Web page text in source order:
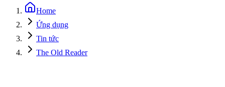
Home
Ứng dụng
Tin tức
The Old Reader